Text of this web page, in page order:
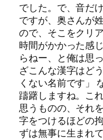
でした。で、音だ
ですが、奥さんが
ので、そこをクリ
時間がかかった感
らねー、と俺は思
ざこんな漢字はど
くない名前です」
躊躇しますね。こ
思うものの、それ
字をつけるほどの
ずは無事に生まれ